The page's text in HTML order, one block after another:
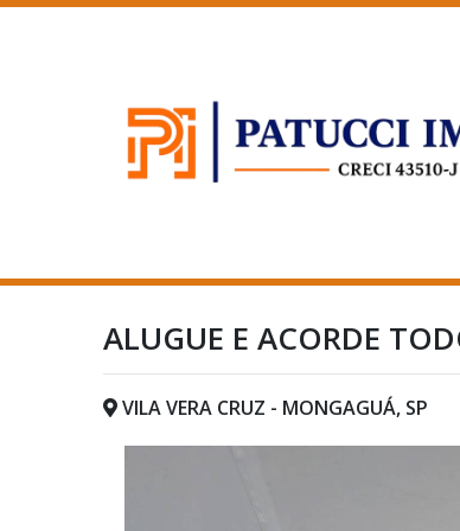
ALUGUE E ACORDE
VILA VERA CRUZ - MONGAGUÁ, SP